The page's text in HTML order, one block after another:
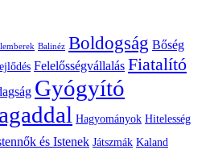
Balinéz Boldogság Bőség
Felelősségvállalás Fiatalító
Gyógyító
Hagyományok Hitelesség
és Istenek Játszmák Kaland